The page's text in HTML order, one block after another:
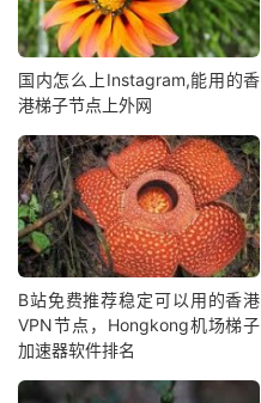
国内怎么上Instagram,能用的香
港梯子节点上外网
B站免费推荐稳定可以用的香港
VPN节点，Hongkong机场梯子
加速器软件排名